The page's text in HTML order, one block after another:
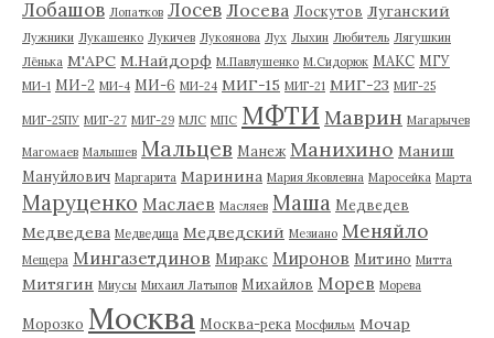
Лобашов Лопатков Лосев Лосева Лоскутов Луганский
Лужники Лукашенко Лукичев Лукоянова Лух Лыхин Любитель Лягушкин
Лёнька М'АРС М.Найдорф М.Павлушенко М.Сидорюк МАКС МГУ
МИ-1 МИ-2 МИ-4 МИ-6 МИ-24 МИГ-15 МИГ-21 МИГ-23 МИГ-25
МИГ-25ПУ МИГ-27 МИГ-29 МЛС МПС МФТИ Маврин Магарычев
Магомаев Малышев Мальцев Манеж Манихино Маниш
Мануйлович Маргарита Маринина Мария Яковлевна Маросейка Марта
Маруценко Маслаев Масляев Маша Медведев
Медведева Медведица Медведский Мезиано Меняйло
Мещера Мингазетдинов Миракс Миронов Митино Митта
Митягин Миусы Михаил Латыпов Михайлов Морев Морева
Морозко Москва Москва-река Мосфильм Мочар